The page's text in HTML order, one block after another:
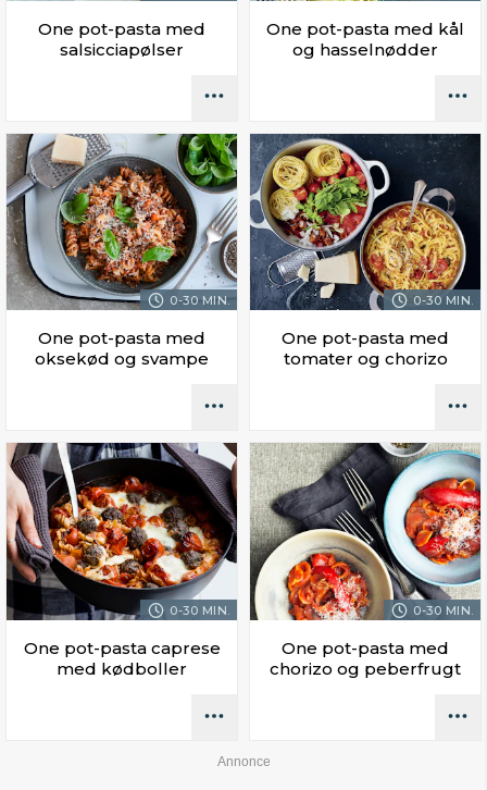
One pot-pasta med
salsicciapølser
One pot-pasta med kål
og hasselnødder
0-30 MIN.
One pot-pasta med
oksekød og svampe
0-30 MIN.
One pot-pasta med
tomater og chorizo
0-30 MIN.
One pot-pasta caprese
med kødboller
0-30 MIN.
One pot-pasta med
chorizo og peberfrugt